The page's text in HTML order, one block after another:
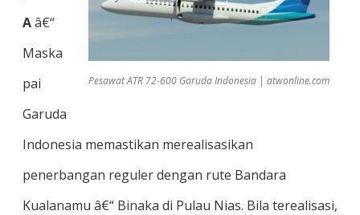
Pesawat ATR 72-600 Garuda Indonesia | atwonline.com
Aâ€“
Maska
pai
Garuda
Indonesia memastikan merealisasikan
penerbangan reguler dengan rute Bandara
Kualanamu â€“ Binaka di Pulau Nias. Bila terealisasi,